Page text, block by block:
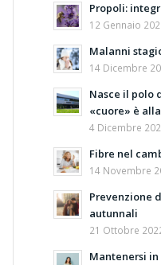
Propoli:
12 Gennaio
Malanni
14 Dicembre
Nasce il polo
«cuore» è
4 Dicembre
Fibre nel
14 Novembre
Prevenzione
autunnali
21 Ottobre
Mantenersi